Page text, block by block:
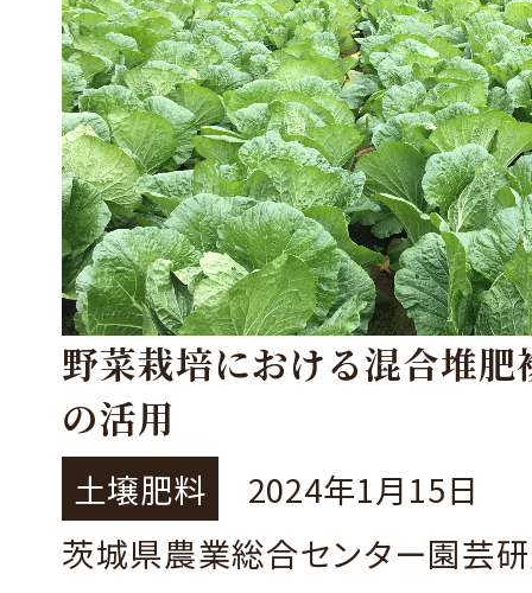
野菜栽培における混合堆肥
の活用
土壌肥料
2024年1月15日
茨城県農業総合センター園芸